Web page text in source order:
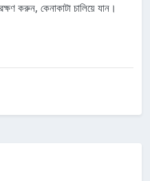
করুন, কেনাকাটা চালিয়ে যান।